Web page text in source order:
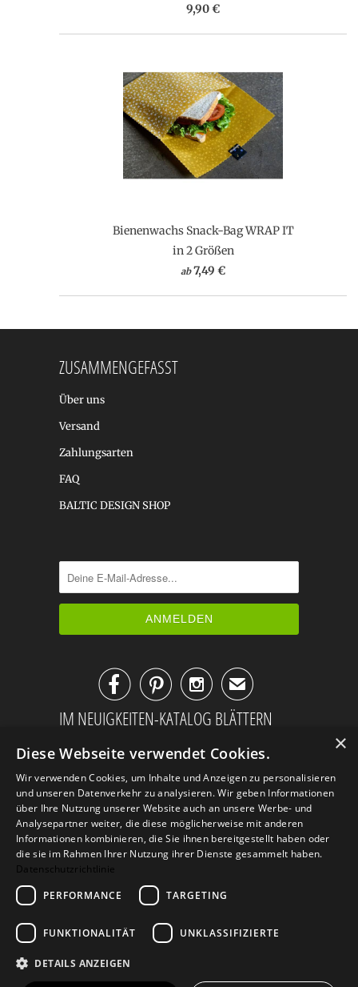
9,90 €
Bienenwachs Snack-Bag WRAP IT
in 2 Größen
ab 7,49 €
ZUSAMMENGEFASST
Über uns
Versand
Zahlungsarten
FAQ
BALTIC DESIGN SHOP
✉
IM NEUIGKEITEN-KATALOG BLÄTTERN
Kontakt
×
Diese Webseite verwendet Cookies.
Wir verwenden Cookies, um Inhalte und Anzeigen zu personalisieren
und unseren Datenverkehr zu analysieren. Wir geben Informationen
über Ihre Nutzung unserer Website auch an unsere Werbe- und
Analysepartner weiter, die diese möglicherweise mit anderen
Informationen kombinieren, die Sie ihnen bereitgestellt haben oder
die sie im Rahmen Ihrer Nutzung ihrer Dienste gesammelt haben.
Datenschutzrichtlinie
PERFORMANCE
TARGETING
FUNKTIONALITÄT UNKLASSIFIZIERTE
DETAILS ANZEIGEN